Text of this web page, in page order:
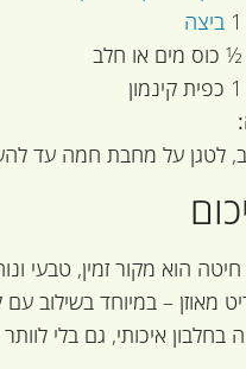
1 ביצה
½ כוס מים או חלב
1 כפית קינמון
לטגן על מחבת חמה עד
חיטה הוא מקור זמין, טבעי
מאוזן – במיוחד בשילוב
בחלבון איכותי, גם בלי